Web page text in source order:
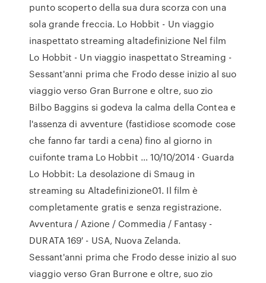
punto scoperto della sua dura scorza con una
sola grande freccia. Lo Hobbit - Un viaggio
inaspettato streaming altadefinizione Nel film
Lo Hobbit - Un viaggio inaspettato Streaming -
Sessant'anni prima che Frodo desse inizio al suo
viaggio verso Gran Burrone e oltre, suo zio
Bilbo Baggins si godeva la calma della Contea e
l'assenza di avventure (fastidiose scomode cose
che fanno far tardi a cena) fino al giorno in
cuifonte trama Lo Hobbit … 10/10/2014 · Guarda
Lo Hobbit: La desolazione di Smaug in
streaming su Altadefinizione01. Il film è
completamente gratis e senza registrazione.
Avventura / Azione / Commedia / Fantasy -
DURATA 169′ - USA, Nuova Zelanda.
Sessant'anni prima che Frodo desse inizio al suo
viaggio verso Gran Burrone e oltre, suo zio